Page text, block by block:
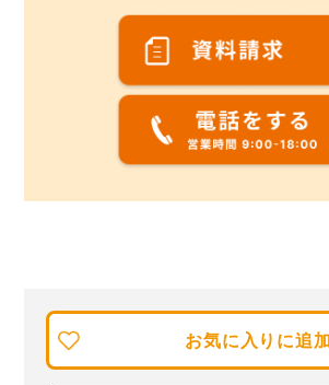
お気に入りに追加